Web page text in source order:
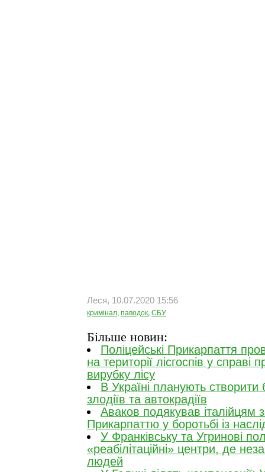
Леся, 10.07.2020 15:56
кримінал, паводок, СБУ
Більше новин:
Поліцейські Прикарпаття
на території лісгоспів у справі
вирубку лісу
В Україні планують
злодіїв та автокрадіїв
Аваков подякував італійцям
Прикарпаттю у боротьбі із
У Франківську та Угринові
«реабілітаційні» центри, де
людей